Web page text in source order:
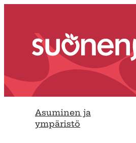
Etusivu
Asuminen ja
ympäristö